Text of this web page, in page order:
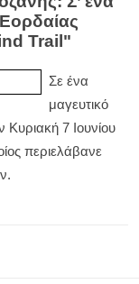
Trail"
Σε ένα
μαγευτικό
Κυριακή 7 Ιουνίου
περιελάβανε